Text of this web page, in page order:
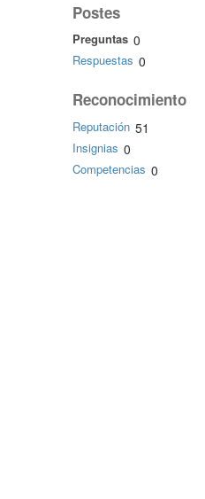
Postes
Preguntas 0
Respuestas 0
Reconocimiento
Reputación 51
Insignias 0
Competencias 0